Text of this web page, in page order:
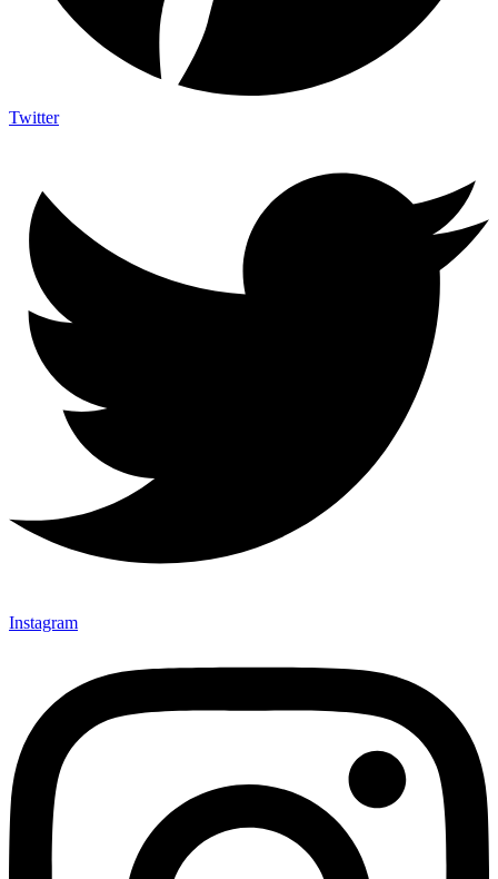
Twitter
Instagram